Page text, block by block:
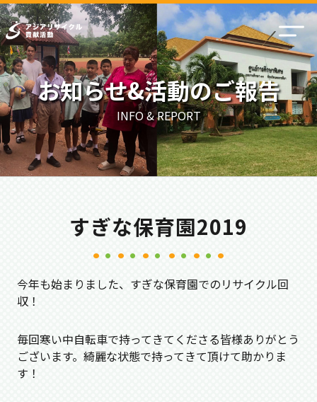
お知らせ&活動のご報告
INFO & REPORT
すぎな保育園2019
今年も始まりました、すぎな保育園でのリサイクル回
収！
毎回寒い中自転車で持ってきてくださる皆様ありがとう
ございます。綺麗な状態で持ってきて頂けて助かりま
す！